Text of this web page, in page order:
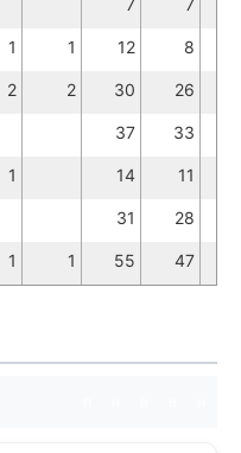
7 7
1 1 12 8
2 2 30 26
37 33
1 14 11
31 28
1 1 55 47